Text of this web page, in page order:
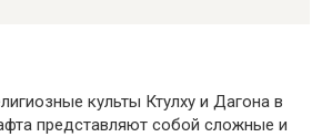
культы Ктулху и Дагона в
представляют собой сложные и